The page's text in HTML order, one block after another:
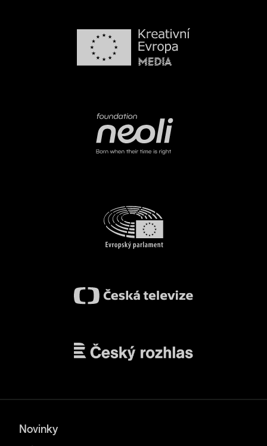
Novinky